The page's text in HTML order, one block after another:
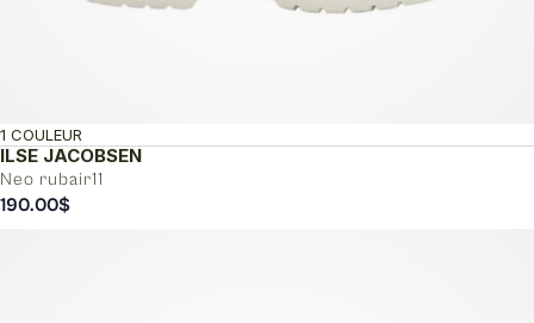
ILSE JACOBSEN
Neo rubair11
1 COULEUR
190.00$